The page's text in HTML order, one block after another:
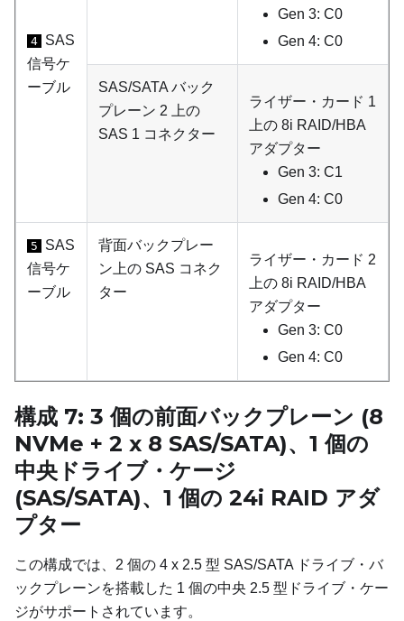
4 SAS
信号ケ
ーブル
Gen 3: C0
Gen 4: C0
SAS/SATA バック
プレーン 2 上の
SAS 1 コネクター
ライザー・カード 1
上の 8i RAID/HBA
アダプター
Gen 3: C1
Gen 4: C0
5
SAS
信号ケ
ーブル
背面バックプレー
ン上の SAS コネク
ター
ライザー・カード 2
上の 8i RAID/HBA
アダプター
Gen 3: C0
Gen 4: C0
構成 7: 3 個の前面バックプレーン (8
NVMe + 2 x 8 SAS/SATA)、1 個の
中央ドライブ・ケージ
(SAS/SATA)、1 個の 24i RAID アダ
プター
この構成では、2 個の 4 x 2.5 型 SAS/SATA ドライブ・バ
ックプレーンを搭載した 1 個の中央 2.5 型ドライブ・ケー
ジがサポートされています。